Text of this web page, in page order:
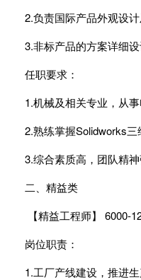
2.负责国际产品外观设计
3.非标产品的方案详细设
任职要求：
1.机械及相关专业，从
2.熟练掌握Solidworks三
3.综合素质高，团队精神
二、精益类
【精益工程师】 6000-
岗位职责：
1.工厂产线建设，推进